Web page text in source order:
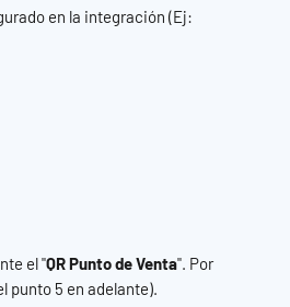
en la integración (Ej:
el "QR Punto de Venta". Por
punto 5 en adelante).